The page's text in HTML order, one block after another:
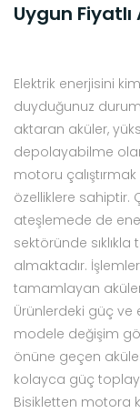
Uygun
Elektrik enerjisini
duyduğunuz
aktaran aküler,
depolayabilme
motoru
özelliklere sahiptir.
ateşlemede de
sektöründe
almaktadır.
tamamlayan
Ürünlerdeki güç
modele değişim
önüne geçen
kolayca güç
Bisikletten motora